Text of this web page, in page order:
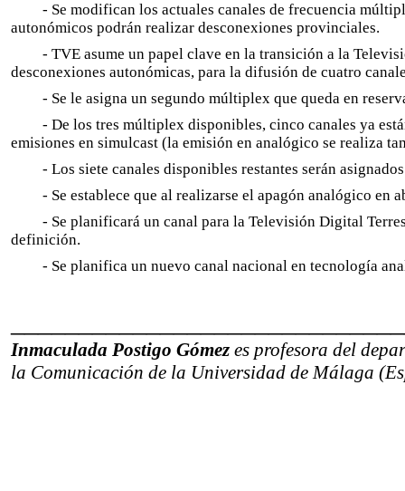
- Se modifican los actuales canales de frecuencia
autonómicos podrán realizar desconexiones provinciales.
- TVE asume un papel clave en la transición a la
desconexiones autonómicas, para la difusión de cuatro
- Se le asigna un segundo múltiplex que queda en
- De los tres múltiplex disponibles, cinco canales ya
emisiones en simulcast (la emisión en analógico se realiza
- Los siete canales disponibles restantes serán
- Se establece que al realizarse el apagón analógico
- Se planificará un canal para la Televisión Digital
definición.
- Se planifica un nuevo canal nacional en tecnología
Inmaculada Postigo Gómez es profesora del
la Comunicación de la Universidad de Málaga